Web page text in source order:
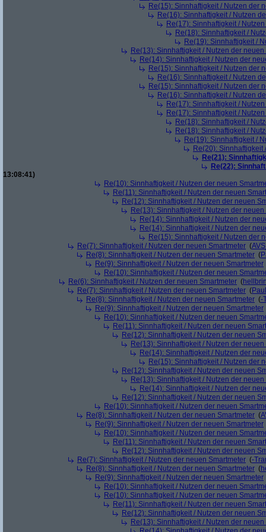
Re(15): Sinnhaftigkeit / Nutzen der
Re(16): Sinnhaftigkeit / Nutzen
Re(17): Sinnhaftigkeit /
Re(18): Sinnhaftigkeit /
Re(19): Sinnhaftigkeit /
Re(13): Sinnhaftigkeit / Nutzen der neuen
Re(14): Sinnhaftigkeit / Nutzen der
Re(15): Sinnhaftigkeit / Nutzen der
Re(16): Sinnhaftigkeit / Nutzen
Re(15): Sinnhaftigkeit / Nutzen der
Re(16): Sinnhaftigkeit / Nutzen
Re(17): Sinnhaftigkeit /
Re(17): Sinnhaftigkeit /
Re(18): Sinnhaftigkeit /
Re(18): Sinnhaftigkeit /
Re(19): Sinnhaftigkeit /
Re(20): Sinnhaftigkeit
Re(21):
Re(22):
13:08:41)
Re(10): Sinnhaftigkeit / Nutzen der neuen
Re(11): Sinnhaftigkeit / Nutzen der neuen
Re(12): Sinnhaftigkeit / Nutzen der neuen
Re(13): Sinnhaftigkeit / Nutzen der neuen
Re(14): Sinnhaftigkeit / Nutzen der
Re(14): Sinnhaftigkeit / Nutzen der
Re(15): Sinnhaftigkeit / Nutzen der
Re(7): Sinnhaftigkeit / Nutzen der neuen Smartmeter (
Re(8): Sinnhaftigkeit / Nutzen der neuen Smartmeter (
Re(9): Sinnhaftigkeit / Nutzen der neuen Smartmeter
Re(10): Sinnhaftigkeit / Nutzen der neuen
Re(6): Sinnhaftigkeit / Nutzen der neuen Smartmeter (
Re(7): Sinnhaftigkeit / Nutzen der neuen Smartmeter (
Re(8): Sinnhaftigkeit / Nutzen der neuen Smartmeter (-
Re(9): Sinnhaftigkeit / Nutzen der neuen Smartmeter
Re(10): Sinnhaftigkeit / Nutzen der neuen
Re(11): Sinnhaftigkeit / Nutzen der neuen
Re(12): Sinnhaftigkeit / Nutzen der neuen
Re(13): Sinnhaftigkeit / Nutzen der neuen
Re(14): Sinnhaftigkeit / Nutzen der
Re(15): Sinnhaftigkeit / Nutzen der
Re(12): Sinnhaftigkeit / Nutzen der neuen
Re(13): Sinnhaftigkeit / Nutzen der neuen
Re(14): Sinnhaftigkeit / Nutzen der
Re(12): Sinnhaftigkeit / Nutzen der neuen
Re(10): Sinnhaftigkeit / Nutzen der neuen
Re(8): Sinnhaftigkeit / Nutzen der neuen Smartmeter (
Re(9): Sinnhaftigkeit / Nutzen der neuen Smartmeter
Re(10): Sinnhaftigkeit / Nutzen der neuen
Re(11): Sinnhaftigkeit / Nutzen der neuen
Re(12): Sinnhaftigkeit / Nutzen der neuen
Re(7): Sinnhaftigkeit / Nutzen der neuen Smartmeter (-
Re(8): Sinnhaftigkeit / Nutzen der neuen Smartmeter (
Re(9): Sinnhaftigkeit / Nutzen der neuen Smartmeter
Re(10): Sinnhaftigkeit / Nutzen der neuen
Re(10): Sinnhaftigkeit / Nutzen der neuen
Re(11): Sinnhaftigkeit / Nutzen der neuen
Re(12): Sinnhaftigkeit / Nutzen der neuen
Re(13): Sinnhaftigkeit / Nutzen der neuen